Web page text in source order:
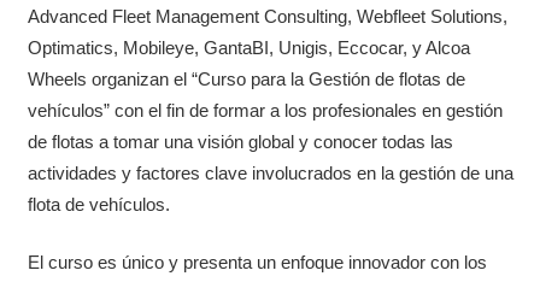
Advanced Fleet Management Consulting, Webfleet Solutions,
Optimatics, Mobileye, GantaBI, Unigis, Eccocar, y Alcoa
Wheels organizan el “Curso para la Gestión de flotas de
vehículos” con el fin de formar a los profesionales en gestión
de flotas a tomar una visión global y conocer todas las
actividades y factores clave involucrados en la gestión de una
flota de vehículos.
El curso es único y presenta un enfoque innovador con los